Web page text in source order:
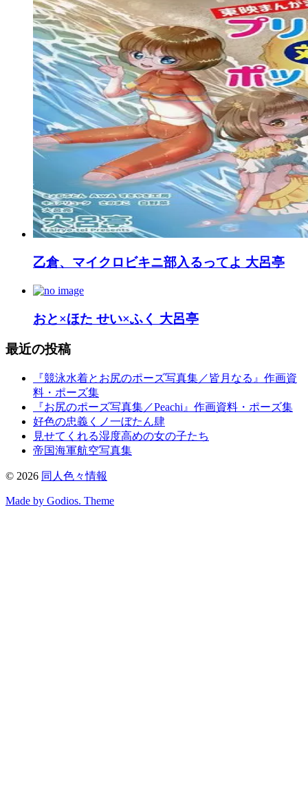
乙倉、マイクロビキニ部入るってよ 大呂亭
おと×ほた せい×ふく 大呂亭
最近の投稿
『競泳水着とお尻のポーズ写真集／皆月なる』作画資
料・ポーズ集
『お尻のポーズ写真集／Peachi』作画資料・ポーズ集
好色の忠義くノ一ぼたん肆
見せてくれる湿度高めの女の子たち
帝国海軍航空写真集
© 2026 同人色々情報
Made by Godios. Theme